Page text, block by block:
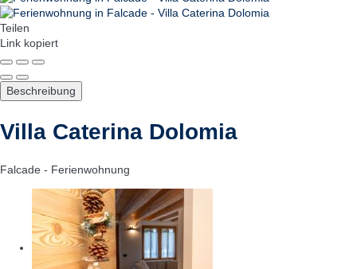
Teilen
Link kopiert
Beschreibung
Villa Caterina Dolomia
Falcade - Ferienwohnung